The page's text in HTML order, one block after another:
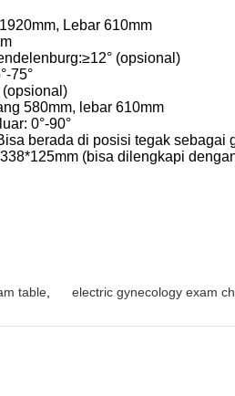
Lebar 610mm
(opsional)
75°
(opsional)
580mm, lebar 610mm
0°-90°
berada di posisi tegak sebagai
(bisa dilengkapi
table electric gynecology exam